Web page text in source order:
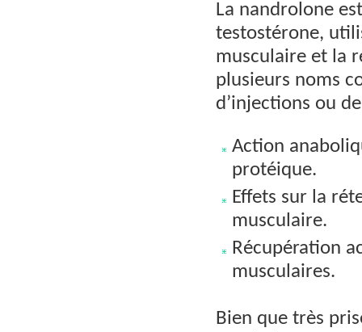
La nandrolone
testostérone,
musculaire et la
plusieurs noms
d’injections ou
Action
protéique.
Effets sur la
musculaire.
Récupération
musculaires.
Bien que très